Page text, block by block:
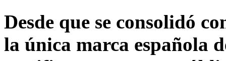
Desde que se consolidó
la única marca española